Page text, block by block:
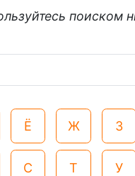
поиском
Ё Ж З
С Т У